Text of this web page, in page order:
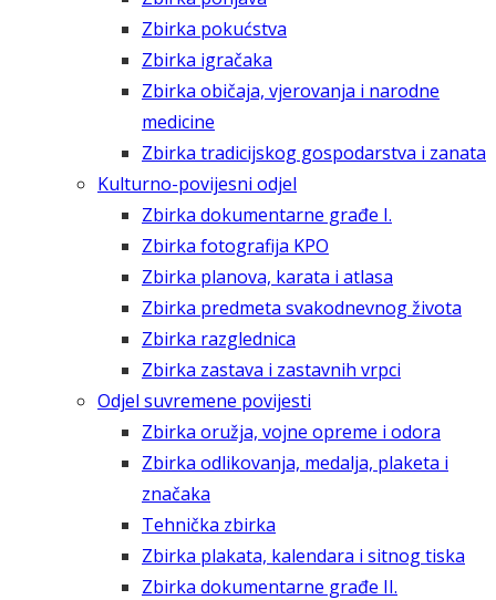
Zbirka pokućstva
Zbirka igračaka
Zbirka običaja, vjerovanja i narodne
medicine
Zbirka tradicijskog gospodarstva i zanata
Kulturno-povijesni odjel
Zbirka dokumentarne građe I.
Zbirka fotografija KPO
Zbirka planova, karata i atlasa
Zbirka predmeta svakodnevnog života
Zbirka razglednica
Zbirka zastava i zastavnih vrpci
Odjel suvremene povijesti
Zbirka oružja, vojne opreme i odora
Zbirka odlikovanja, medalja, plaketa i
značaka
Tehnička zbirka
Zbirka plakata, kalendara i sitnog tiska
Zbirka dokumentarne građe II.